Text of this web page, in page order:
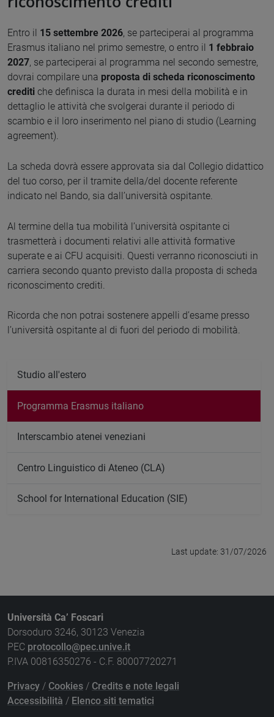
Entro il 15 settembre 2026, se parteciperai al programma
Erasmus italiano nel primo semestre, o entro il 1 febbraio
2027, se parteciperai al programma nel secondo semestre,
dovrai compilare una proposta di scheda riconoscimento
crediti che definisca la durata in mesi della mobilità e in
dettaglio le attività che svolgerai durante il periodo di
scambio e il loro inserimento nel piano di studio (Learning
agreement).
La scheda dovrà essere approvata sia dal Collegio didattico
del tuo corso, per il tramite della/del docente referente
indicato nel Bando, sia dall’università ospitante.
Al termine della tua mobilità l’università ospitante ci
trasmetterà i documenti relativi alle attività formative
superate e ai CFU acquisiti. Questi verranno riconosciuti in
carriera secondo quanto previsto dalla proposta di scheda
riconoscimento crediti.
Ricorda che non potrai sostenere appelli d’esame presso
l’università ospitante al di fuori del periodo di mobilità.
Studio all'estero
Programma Erasmus italiano
Interscambio atenei veneziani
Centro Linguistico di Ateneo (CLA)
School for International Education (SIE)
Last update: 31/07/2026
Università Ca’ Foscari
Dorsoduro 3246, 30123 Venezia
PEC protocollo@pec.unive.it
P.IVA 00816350276 - C.F. 80007720271
Privacy / Cookies / Credits e note legali
Accessibilità / Elenco siti tematici